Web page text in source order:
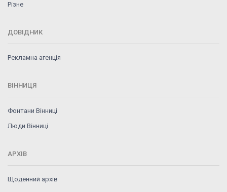
Різне
ДОВІДНИК
Рекламна агенція
ВІННИЦЯ
Фонтани Вінниці
Люди Вінниці
АРХІВ
Щоденний архів